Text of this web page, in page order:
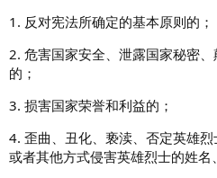
1. 反对宪法所确定的基本原则的；
2. 危害国家安全、泄露国家秘密
的；
3. 损害国家荣誉和利益的；
4. 歪曲、丑化、亵渎、否定英雄
或者其他方式侵害英雄烈士的姓名